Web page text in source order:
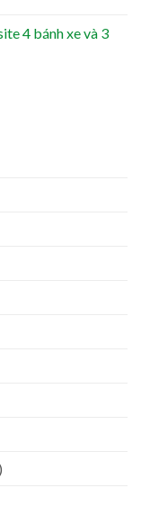
4 bánh xe và 3